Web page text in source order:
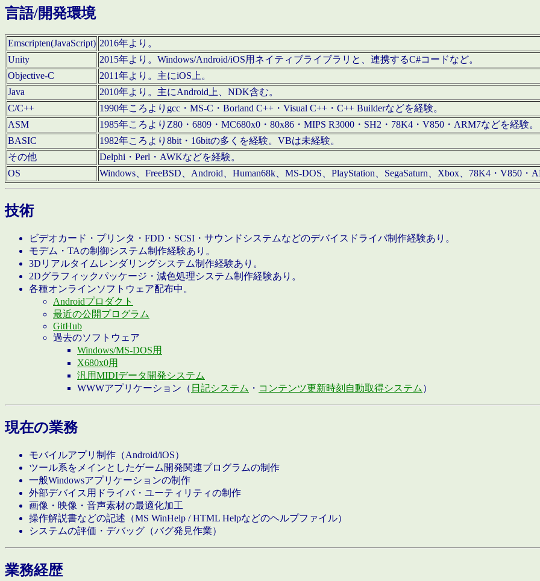
言語/開発環境
Emscripten(JavaScript) 2016年より。
Unity
2015年より。Windows/Android/iOS用ネイティブライブラリと、連携するC#コードなど。
Objective-C
2011年より。主にiOS上。
Java
2010年より。主にAndroid上、NDK含む。
C/C++
1990年ころよりgcc・MS-C・Borland C++・Visual C++・C++ Builderなどを経験。
ASM
1985年ころよりZ80・6809・MC680x0・80x86・MIPS R3000・SH2・78K4・V850・ARM7などを経験。
BASIC
1982年ころより8bit・16bitの多くを経験。VBは未経験。
その他
Delphi・Perl・AWKなどを経験。
OS
Windows、FreeBSD、Android、Human68k、MS-DOS、PlayStation、SegaSaturn、Xbox、78K4・V850・
技術
ビデオカード・プリンタ・FDD・SCSI・サウンドシステムなどのデバイスドライバ制作経験あり。
モデム・TAの制御システム制作経験あり。
3Dリアルタイムレンダリングシステム制作経験あり。
2Dグラフィックパッケージ・減色処理システム制作経験あり。
各種オンラインソフトウェア配布中。
Androidプロダクト
最近の公開プログラム
GitHub
過去のソフトウェア
Windows/MS-DOS用
X680x0用
汎用MIDIデータ開発システム
WWWアプリケーション（ 日記システム ・ コンテンツ更新時刻自動取得システム ）
現在の業務
モバイルアプリ制作（Android/iOS）
ツール系をメインとしたゲーム開発関連プログラムの制作
一般Windowsアプリケーションの制作
外部デバイス用ドライバ・ユーティリティの制作
画像・映像・音声素材の最適化加工
操作解説書などの記述（MS WinHelp / HTML Helpなどのヘルプファイル）
システムの評価・デバッグ（バグ発見作業）
業務経歴